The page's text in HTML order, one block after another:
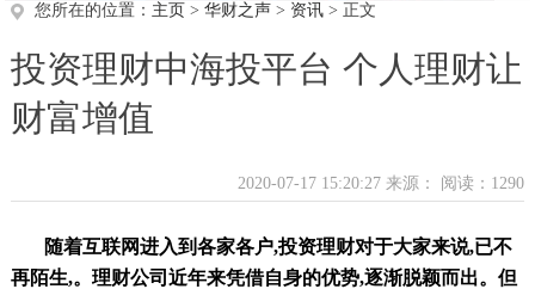
您所在的位置： 主页 > 华财之声> 资讯> 正文
投资理财中海投平台 个人理财让
财富增值
2020-07-17 15:20:27 来源： 阅读：1290
随着互联网进入到各家各户,投资理财对于大家来说,已不
再陌生,。理财公司 近年来凭借自身的优势,逐渐脱颖而出。但